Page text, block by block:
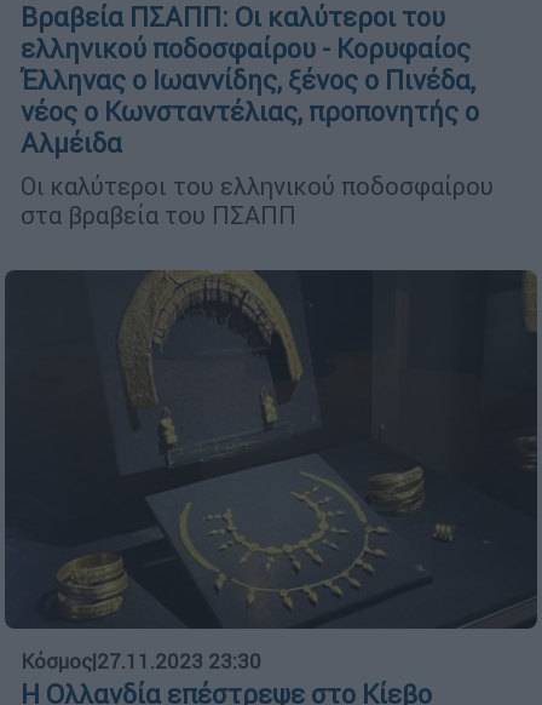
Βραβεία ΠΣΑΠΠ: Οι καλύτεροι του
ελληνικού ποδοσφαίρου - Κορυφαίος
Έλληνας ο Ιωαννίδης, ξένος ο Πινέδα,
νέος ο Κωνσταντέλιας, προπονητής ο
Αλμέιδα
Οι καλύτεροι του ελληνικού ποδοσφαίρου
στα βραβεία του ΠΣΑΠΠ
Κόσμος|27.11.2023 23:30
Η Ολλανδία επέστρεψε στο Κίεβο